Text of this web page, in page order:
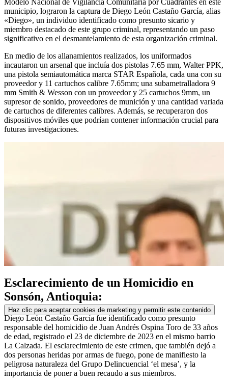
municipio, lograron la captura de Diego León Castaño García, alias
«Diego», un individuo identificado como presunto sicario y
miembro destacado de este grupo criminal, representando un paso
significativo en el desmantelamiento de esta organización criminal.
En medio de los allanamientos realizados, los uniformados
incautaron un arsenal que incluía dos pistolas 7.65 mm, Walter PPK,
una pistola semiautomática marca STAR Española, cada una con su
proveedor y 11 cartuchos calibre 7.65mm; una subametralladora 9
mm Smith & Wesson con un proveedor y 25 cartuchos 9mm, un
supresor de sonido, proveedores de munición y una cantidad variada
de cartuchos de diferentes calibres. Además, se recuperaron dos
dispositivos móviles que podrían contener información crucial para
futuras investigaciones.
Haz clic para aceptar cookies de marketing y permitir este contenido
Esclarecimiento de un Homicidio en
Sonsón, Antioquia:
Diego León Castaño García fue identificado como presunto
responsable del homicidio de Juan Andrés Ospina Toro de 33 años
de edad, registrado el 23 de diciembre de 2023 en el mismo barrio
La Calzada. El esclarecimiento de este crimen, que también dejó a
dos personas heridas por armas de fuego, pone de manifiesto la
peligrosa naturaleza del Grupo Delincuencial ‘el mesa’, y la
importancia de poner a buen recaudo a sus miembros.